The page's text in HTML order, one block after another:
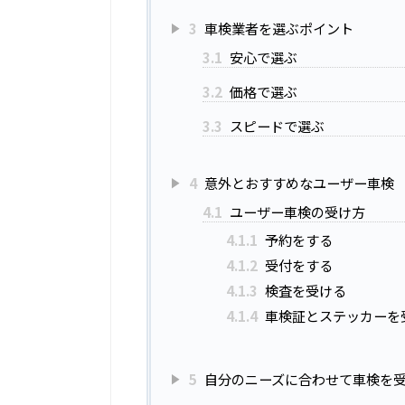
3 車検業者を選ぶポイント
3.1 安心で選ぶ
3.2 価格で選ぶ
3.3 スピードで選ぶ
4 意外とおすすめなユーザー車検
4.1 ユーザー車検の受け方
4.1.1 予約をする
4.1.2 受付をする
4.1.3 検査を受ける
4.1.4 車検証とステッカーを
5 自分のニーズに合わせて車検を